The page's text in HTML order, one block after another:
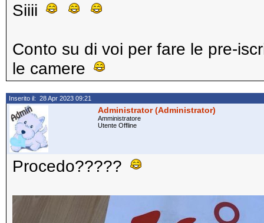
Siiii
Conto su di voi per fare le pre-
le camere
Inserito il: 28 Apr 2023 09:21
Administrator (Administrator)
Amministratore
Utente Offline
Procedo?????